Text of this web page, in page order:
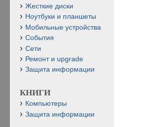
Жесткие диски
Ноутбуки и планшеты
Мобильные устройства
События
Сети
Ремонт и upgrade
Защита информации
КНИГИ
Компьютеры
Защита информации